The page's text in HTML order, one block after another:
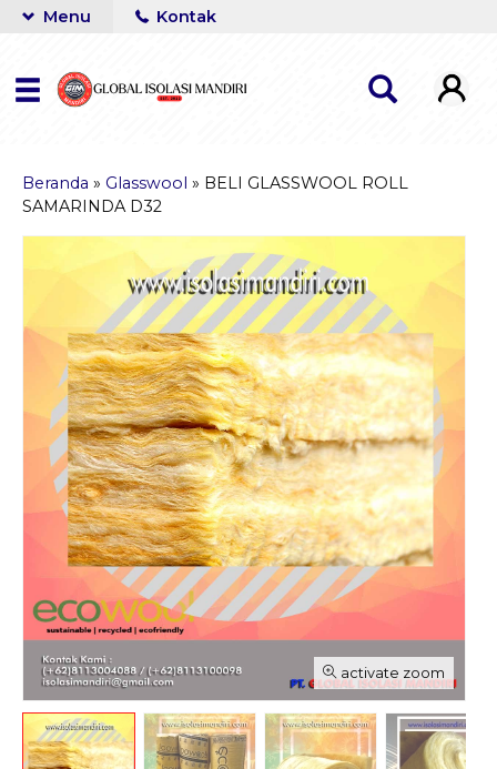
Menu Kontak
Beranda » Glasswool » BELI GLASSWOOL ROLL
SAMARINDA D32
activate zoom